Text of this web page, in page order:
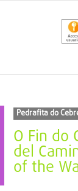
Pedrafita do
O Fin do
del
of the